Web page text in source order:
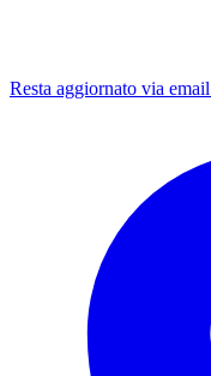
Resta aggiornato via email